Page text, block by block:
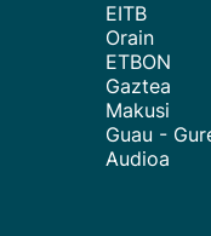
EITB
Orain
ETBON
Gaztea
Makusi
Guau -
Audioa